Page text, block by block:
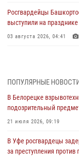
Росгвардейцы
выступили на
03 августа 2026, 04:41
03 августа 2026, 04:30
В Башкирии
открытом воздухе
03 августа 2026, 04:29
В Уфе росгвардейцы по
подозреваемого в
ПОПУЛЯРНЫЕ
В Белорецке
подозрительный
21 июля 2026, 09:19
В Уфе росгвардецы
за преступления